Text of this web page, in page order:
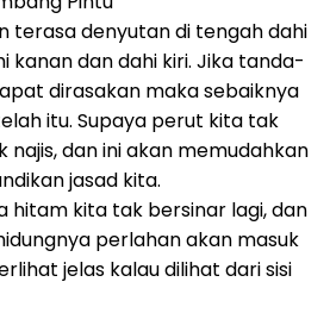
terasa denyutan di tengah dahi
kanan dan dahi kiri. Jika tanda-
dirasakan maka sebaiknya
itu. Supaya perut kita tak
najis, dan ini akan memudahkan
jasad kita.
hitam kita tak bersinar lagi, dan
perlahan akan masuk
jelas kalau dilihat dari sisi